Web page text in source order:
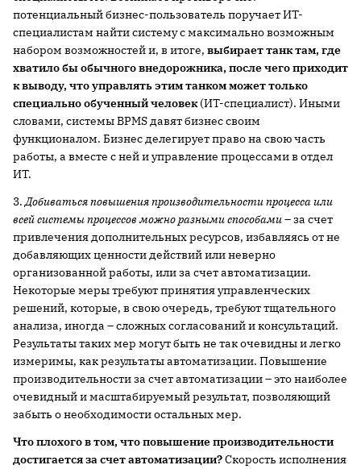
потенциальный бизнес-пользователь поручает ИТ-
специалистам найти систему с максимально возможным
набором возможностей и, в итоге, выбирает танк там, где
хватило бы обычного внедорожника, после чего приходит
к выводу, что управлять этим танком может только
специально обученный человек(ИТ-специалист). Иными
словами, системы BPMS давят бизнес своим
функционалом. Бизнес делегирует право на свою часть
работы, а вместе с ней и управление процессами в отдел
ИТ.
3.Добиваться повышения производительности процесса или
всей системы процессов можно разными способами– за счет
привлечения дополнительных ресурсов, избавляясь от не
добавляющих ценности действий или неверно
организованной работы, или за счет автоматизации.
Некоторые меры требуют принятия управленческих
решений, которые, в свою очередь, требуют тщательного
анализа, иногда – сложных согласований и консультаций.
Результаты таких мер могут быть не так очевидны и легко
измеримы, как результаты автоматизации. Повышение
производительности за счет автоматизации – это наиболее
очевидный и масштабируемый результат, позволяющий
забыть о необходимости остальных мер.
Что плохого в том, что повышение производительности
достигается за счет автоматизации?Скорость исполнения